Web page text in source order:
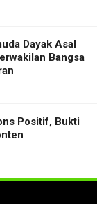
Dayak Asal
Bangsa
Positif, Bukti